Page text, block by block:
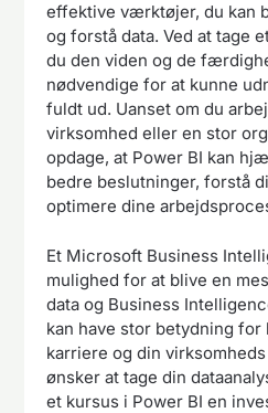
effektive værktøjer, du kan
og forstå data. Ved at tage
du den viden og de
nødvendige for at kunne
fuldt ud. Uanset om du
virksomhed eller en stor
opdage, at Power BI kan
bedre beslutninger, forstå
optimere dine
Et Microsoft Business
mulighed for at blive en
data og Business
kan have stor betydning for
karriere og din
ønsker at tage din
et kursus i Power BI en